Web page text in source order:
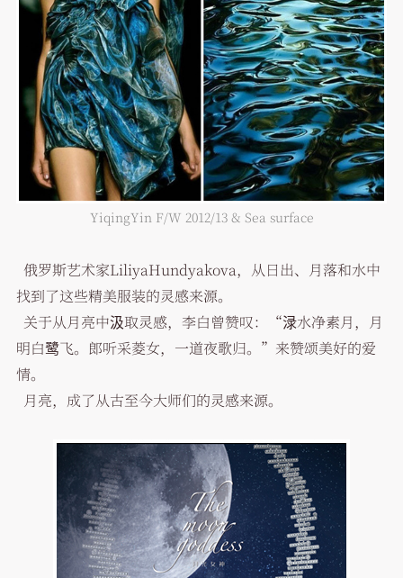
YiqingYin F/W 2012/13 & Sea surface
俄罗斯艺术家LiliyaHundyakova，从日出、月落和水中
找到了这些精美服装的灵感来源。
关于从月亮中汲取灵感，李白曾赞叹：“渌水净素月，月
明白鹭飞。郎听采菱女，一道夜歌归。”来赞颂美好的爱
情。
月亮，成了从古至今大师们的灵感来源。